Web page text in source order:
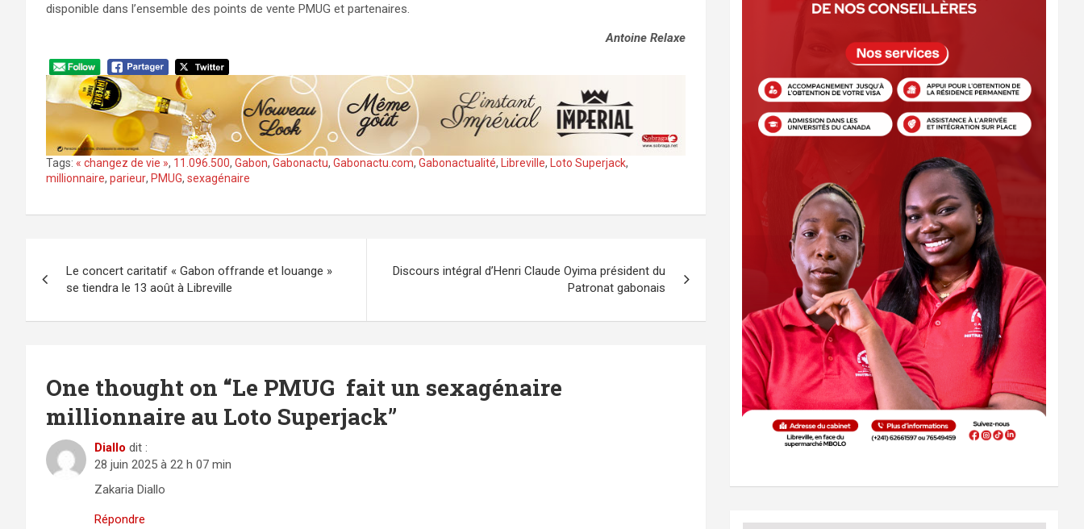
disponible dans l’ensemble des points de vente PMUG et partenaires.
Antoine Relaxe
Tags: « changez de vie », 11.096.500, Gabon, Gabonactu, Gabonactu.com, Gabonactualité, Libreville, Loto Superjack,
millionnaire, parieur, PMUG, sexagénaire
de
l’article
Le concert caritatif « Gabon offrande et louange »
se tiendra le 13 août à Libreville
Discours intégral d’Henri Claude Oyima président du
Patronat gabonais
One thought on “Le PMUG fait un sexagénaire
millionnaire au Loto Superjack”
Diallo dit :
28 juin 2025 à 22 h 07 min
Zakaria Diallo
Répondre